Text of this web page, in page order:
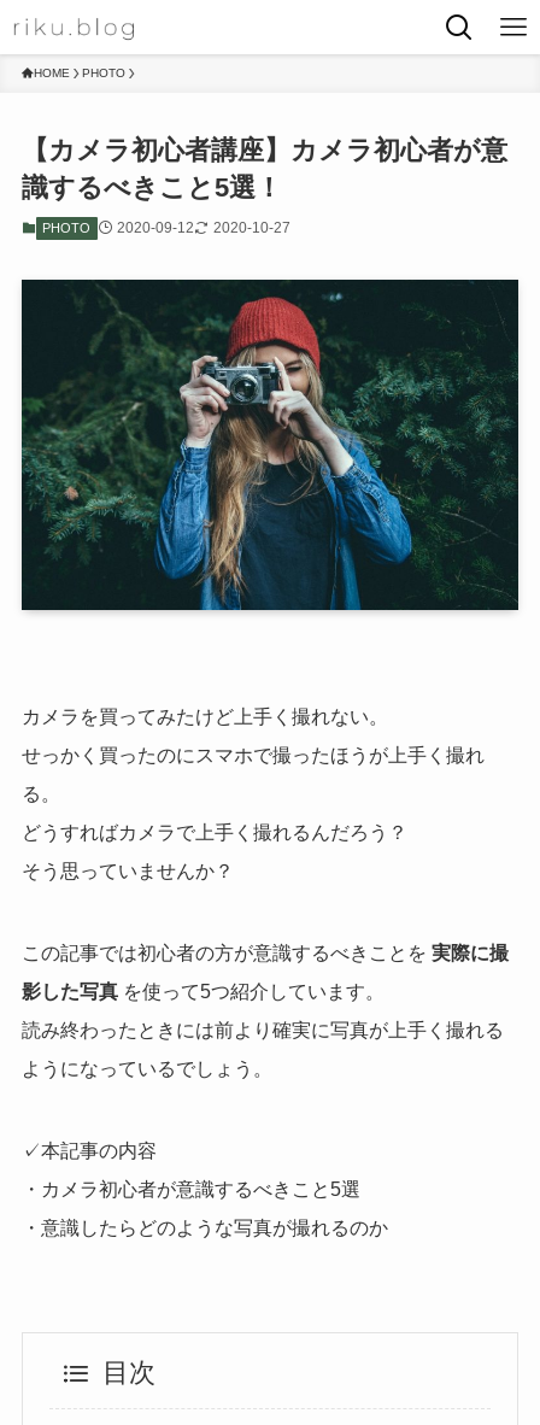
HOME PHOTO
【カメラ初心者講座】カメラ初心者が意
識するべきこと5選！
PHOTO 2020-09-12 2020-10-27
カメラを買ってみたけど上手く撮れない。
せっかく買ったのにスマホで撮ったほうが上手く撮れ
る。
どうすればカメラで上手く撮れるんだろう？
そう思っていませんか？
この記事では初心者の方が意識するべきことを 実際に撮
影した写真 を使って5つ紹介しています。
読み終わったときには前より確実に写真が上手く撮れる
ようになっているでしょう。
✓本記事の内容
・カメラ初心者が意識するべきこと5選
・意識したらどのような写真が撮れるのか
目次